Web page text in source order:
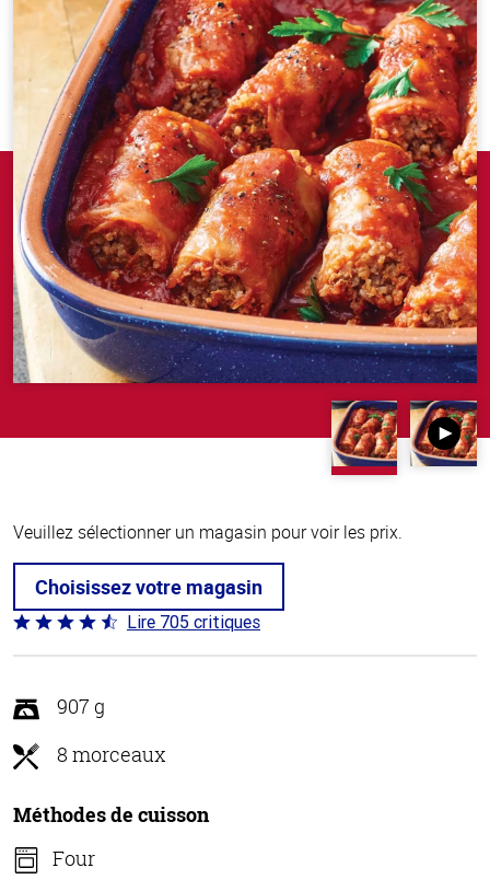
Veuillez sélectionner un magasin pour voir les prix.
Choisissez votre magasin
Coté
4.6 sur
Lire 705 critiques
907 g
8 morceaux
Méthodes de cuisson
Four